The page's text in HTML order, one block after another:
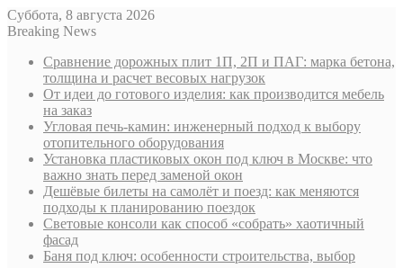
Суббота, 8 августа 2026
Breaking News
Сравнение дорожных плит 1П, 2П и ПАГ: марка бетона,
толщина и расчет весовых нагрузок
От идеи до готового изделия: как производится мебель
на заказ
Угловая печь-камин: инженерный подход к выбору
отопительного оборудования
Установка пластиковых окон под ключ в Москве: что
важно знать перед заменой окон
Дешёвые билеты на самолёт и поезд: как меняются
подходы к планированию поездок
Световые консоли как способ «собрать» хаотичный
фасад
Баня под ключ: особенности строительства, выбор